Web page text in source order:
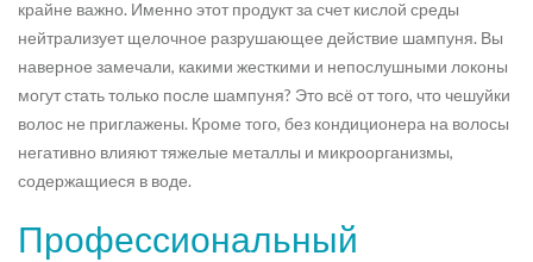
крайне важно. Именно этот продукт за счет кислой среды
нейтрализует щелочное разрушающее действие шампуня. Вы
наверное замечали, какими жесткими и непослушными локоны
могут стать только после шампуня? Это всё от того, что чешуйки
волос не приглажены. Кроме того, без кондиционера на волосы
негативно влияют тяжелые металлы и микроорганизмы,
содержащиеся в воде.
Профессиональный